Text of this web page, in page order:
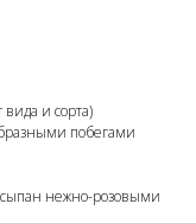
и сорта)
побегами
нежно-розовыми